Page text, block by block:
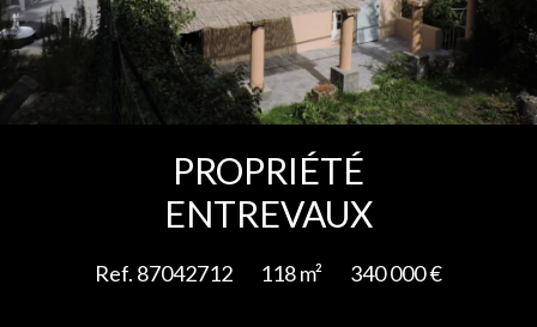
Ajouter à la sélection
PROPRIÉTÉ
ENTREVAUX
Ref. 87042712 118 m² 340 000 €